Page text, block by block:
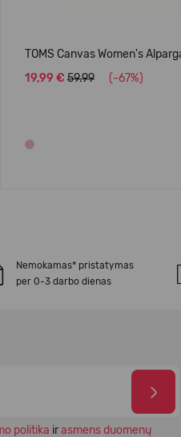
TOMS Canvas Women's
19,99 € 59.99 (-67%)
Nemokamas* pristatymas
per 0-3 darbo dienas
politika irasmens duomenų